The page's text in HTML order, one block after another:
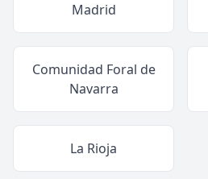
Madrid
Comunidad Foral de
Navarra
La Rioja